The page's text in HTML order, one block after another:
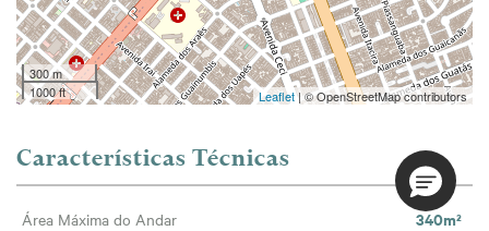
300 m
1000 ft
Leaflet| © OpenStreetMap contributors
Características Técnicas
Área Máxima do Andar 340m²